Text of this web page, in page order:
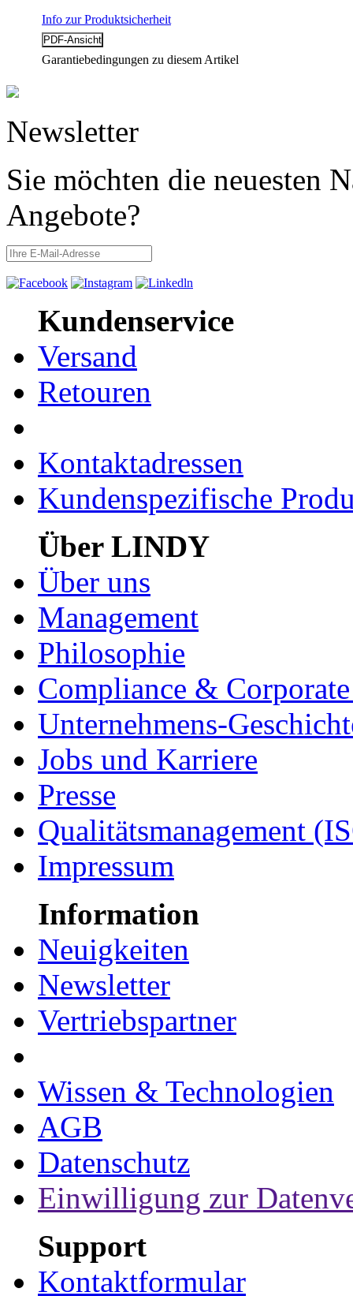
Info zur Produktsicherheit
Garantiebedingungen zu diesem Artikel
Newsletter
Sie möchten die neuesten
Angebote?
Kundenservice
Versand
Retouren
Kontaktadressen
Kundenspezifische
Über LINDY
Über uns
Management
Philosophie
Compliance &
Unternehmens-
Jobs und Karriere
Presse
Qualitätsmanagement
Impressum
Information
Neuigkeiten
Newsletter
Vertriebspartner
Wissen & Technologien
AGB
Datenschutz
Einwilligung zur
Support
Kontaktformular